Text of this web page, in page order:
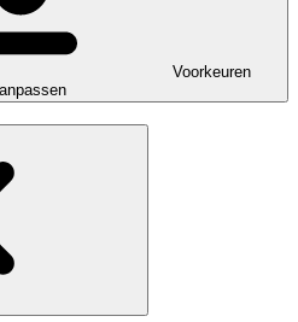
Voorkeuren